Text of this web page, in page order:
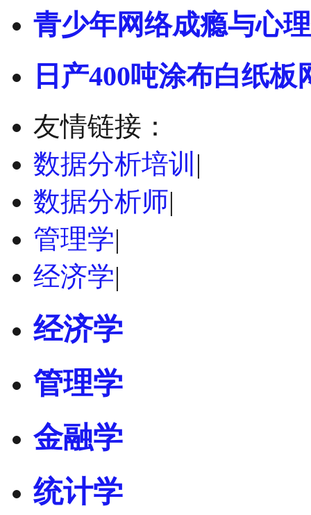
青少年网络成瘾与心
日产400吨涂布白纸板
友情链接：
数据分析培训 |
数据分析师|
管理学|
经济学|
经济学
管理学
金融学
统计学